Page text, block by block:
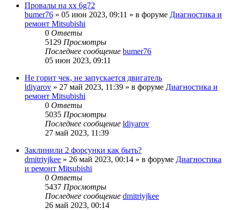
Провалы на хх 6g72
bumer76 » 05 июн 2023, 09:11 » в форуме Диагностика и
ремонт Mitsubishi
0 Ответы
5129 Просмотры
Последнее сообщение bumer76
05 июн 2023, 09:11
Не горит чек, не запускается двигатель
ldiyarov » 27 май 2023, 11:39 » в форуме Диагностика и
ремонт Mitsubishi
0 Ответы
5035 Просмотры
Последнее сообщение ldiyarov
27 май 2023, 11:39
Заклинили 2 форсунки как быть?
dmitriyjkee » 26 май 2023, 00:14 » в форуме Диагностика
и ремонт Mitsubishi
0 Ответы
5437 Просмотры
Последнее сообщение dmitriyjkee
26 май 2023, 00:14